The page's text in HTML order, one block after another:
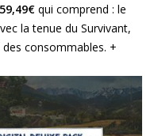
59,49€ qui comprend : le
la tenue du Survivant,
des consommables. +